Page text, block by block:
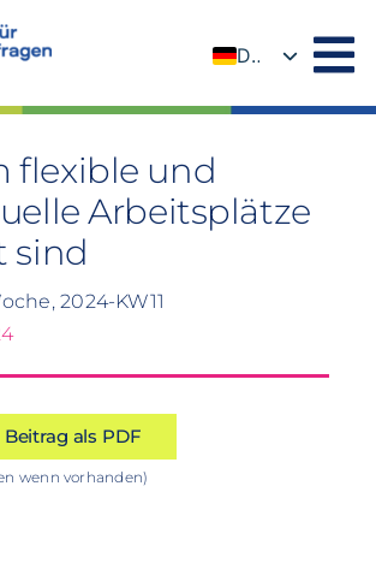
DE
flexible und
Arbeitsplätze
sind
2024-KW11
als PDF
wenn vorhanden)